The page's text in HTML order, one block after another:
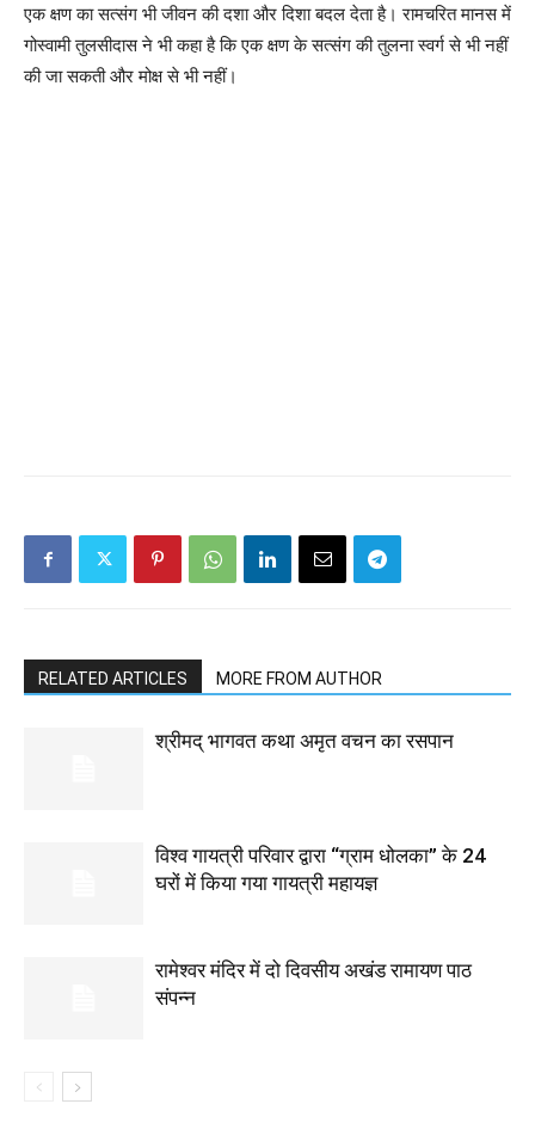
एक क्षण का सत्संग भी जीवन की दशा और दिशा बदल देता है। रामचरित मानस में
गोस्वामी तुलसीदास ने भी कहा है कि एक क्षण के सत्संग की तुलना स्वर्ग से भी नहीं
की जा सकती और मोक्ष से भी नहीं।
RELATED ARTICLES MORE FROM AUTHOR
श्रीमद् भागवत कथा अमृत वचन का रसपान
विश्व गायत्री परिवार द्वारा “ग्राम धोलका” के 24
घरों में किया गया गायत्री महायज्ञ
रामेश्वर मंदिर में दो दिवसीय अखंड रामायण पाठ
संपन्न